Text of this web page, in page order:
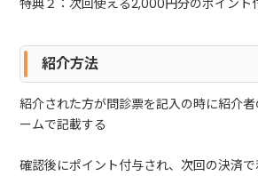
紹介方法
紹介された方が問診票を記入の時に紹介
ームで記載する
確認後にポイント付与され、次回の決済